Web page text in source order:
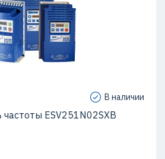
В наличии
ESV251N02SXB